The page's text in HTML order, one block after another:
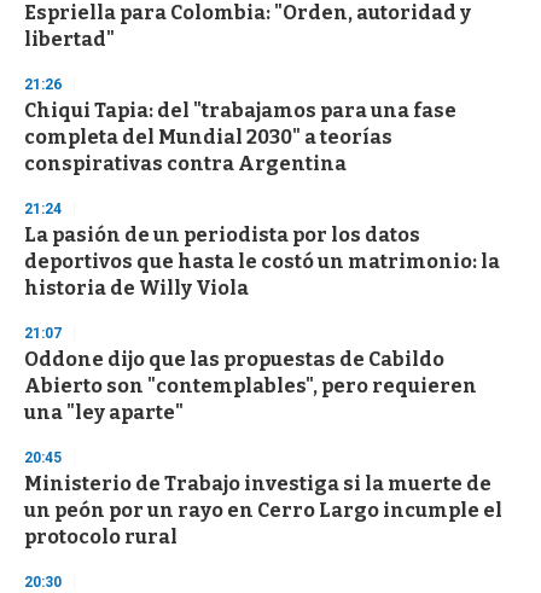
Espriella para Colombia: "Orden, autoridad y
libertad"
21:26
Chiqui Tapia: del "trabajamos para una fase
completa del Mundial 2030" a teorías
conspirativas contra Argentina
21:24
La pasión de un periodista por los datos
deportivos que hasta le costó un matrimonio: la
historia de Willy Viola
21:07
Oddone dijo que las propuestas de Cabildo
Abierto son "contemplables", pero requieren
una "ley aparte"
20:45
Ministerio de Trabajo investiga si la muerte de
un peón por un rayo en Cerro Largo incumple el
protocolo rural
20:30